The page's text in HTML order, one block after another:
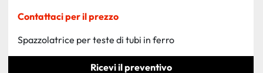
Contattaci per il prezzo
Spazzolatrice per teste di tubi in ferro
Ricevi il preventivo